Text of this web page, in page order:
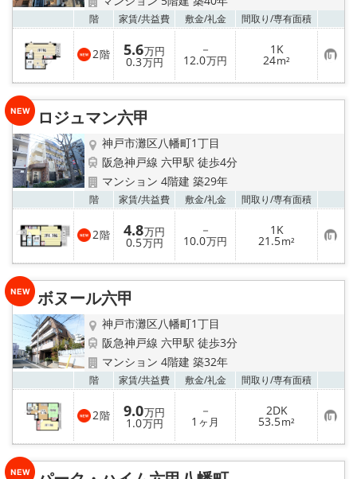
階 家賃/共益費 敷金/礼金 間取り/専有面積
2階 5.6万円
0.3万円
－
12.0万円
1K
24m² お
気
に
り
ロジュマン六甲
神戸市灘区八幡町1丁目
阪急神戸線 六甲駅 徒歩4分
マンション 4階建 築29年
階 家賃/共益費 敷金/礼金 間取り/専有面積
2階 4.8万円
0.5万円
－
10.0万円
1K
21.5m² お
気
に
り
ボヌール六甲
神戸市灘区八幡町1丁目
阪急神戸線 六甲駅 徒歩3分
マンション 4階建 築32年
階 家賃/共益費 敷金/礼金 間取り/専有面積
2階 9.0万円
1.0万円
－
1 ヶ月
2DK
53.5m² お
気
に
り